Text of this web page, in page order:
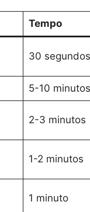
Tempo
30 segundos
5-10 minutos
2-3 minutos
1-2 minutos
1 minuto